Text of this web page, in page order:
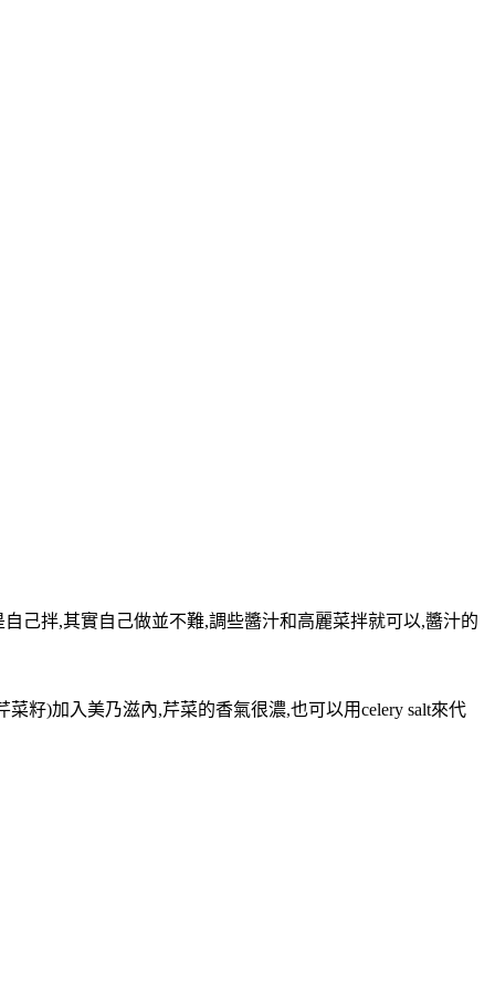
己拌,其實自己做並不難,調些醬汁和高麗菜拌就可以,醬汁的
菜籽)加入美乃滋內,芹菜的香氣很濃,也可以用celery salt來代